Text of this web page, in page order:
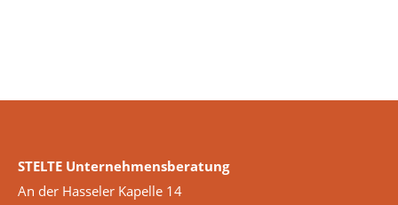
STELTE Unternehmensberatung
An der Hasseler Kapelle 14